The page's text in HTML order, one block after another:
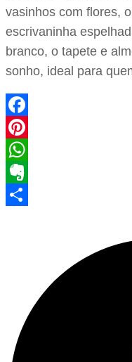
vasinhos com flores,
escrivaninha
branco, o tapete e
sonho, ideal para
Facebook
Pinterest
WhatsApp
Evernote